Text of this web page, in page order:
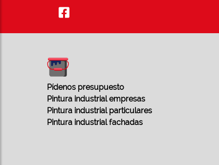
Pídenos presupuesto
Pintura industrial empresas
Pintura industrial particulares
Pintura industrial fachadas